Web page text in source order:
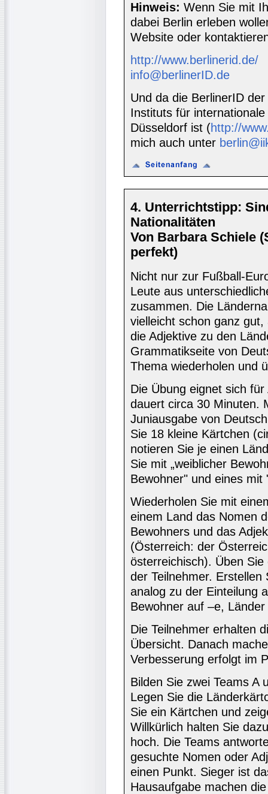
Hinweis: Wenn Sie mit
dabei Berlin erleben
Website oder
http://www.berlinerid.de/
info@berlinerID.de
Und da die BerlinerID
Instituts für
Düsseldorf ist (http://
mich auch unter
4. Unterrichtstipp:
Nationalitäten
Von Barbara Schiele
perfekt)
Nicht nur zur Fußball-
Leute aus
zusammen. Die
vielleicht schon ganz
die Adjektive zu den
Grammatikseite von
Thema wiederholen und
Die Übung eignet sich
dauert circa 30 Minuten.
Juniausgabe von
Sie 18 kleine Kärtchen
notieren Sie je einen
Sie mit „weiblicher
Bewohner" und eines mit
Wiederholen Sie mit
einem Land das Nomen
Bewohners und das
(Österreich: der
österreichisch). Üben
der Teilnehmer.
analog zu der Einteilung
Bewohner auf –e,
Die Teilnehmer erhalten
Übersicht. Danach
Verbesserung erfolgt im
Bilden Sie zwei Teams A
Legen Sie die
Sie ein Kärtchen und
Willkürlich halten Sie
hoch. Die Teams
gesuchte Nomen oder
einen Punkt. Sieger ist
Hausaufgabe machen